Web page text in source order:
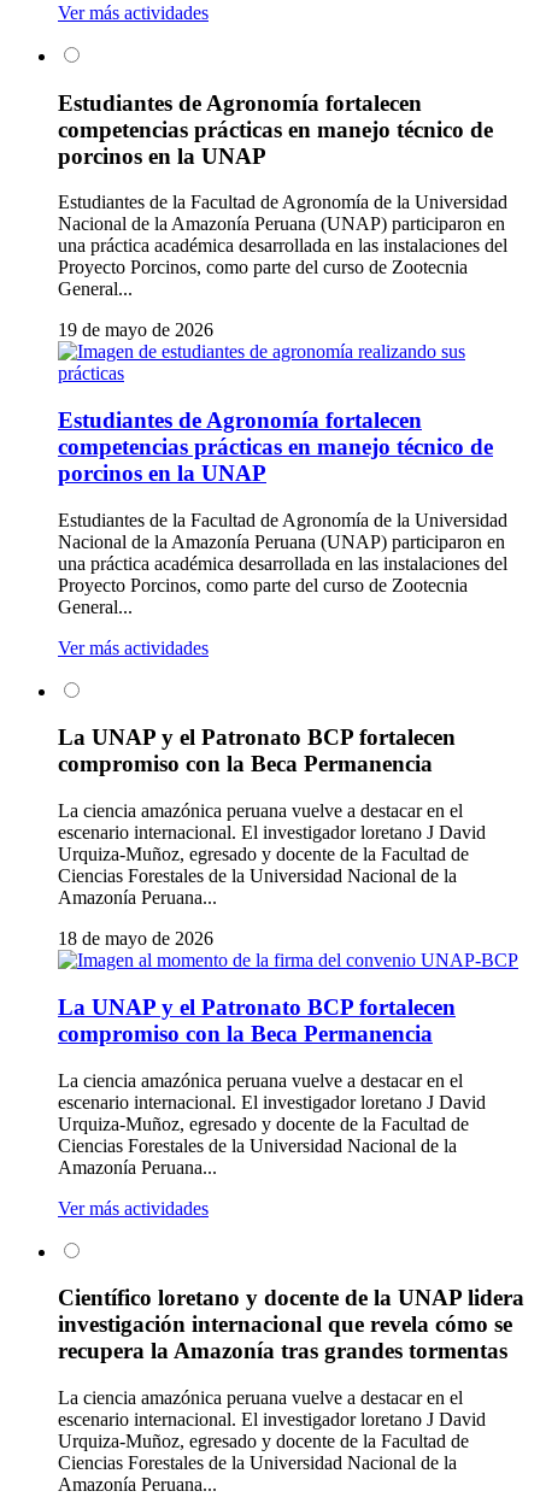
Ver más actividades
Estudiantes de Agronomía fortalecen
competencias prácticas en manejo técnico de
porcinos en la UNAP
Estudiantes de la Facultad de Agronomía de la Universidad
Nacional de la Amazonía Peruana (UNAP) participaron en
una práctica académica desarrollada en las instalaciones del
Proyecto Porcinos, como parte del curso de Zootecnia
General...
19 de mayo de 2026
Estudiantes de Agronomía fortalecen
competencias prácticas en manejo técnico de
porcinos en la UNAP
Estudiantes de la Facultad de Agronomía de la Universidad
Nacional de la Amazonía Peruana (UNAP) participaron en
una práctica académica desarrollada en las instalaciones del
Proyecto Porcinos, como parte del curso de Zootecnia
General...
Ver más actividades
La UNAP y el Patronato BCP fortalecen
compromiso con la Beca Permanencia
La ciencia amazónica peruana vuelve a destacar en el
escenario internacional. El investigador loretano J David
Urquiza-Muñoz, egresado y docente de la Facultad de
Ciencias Forestales de la Universidad Nacional de la
Amazonía Peruana...
18 de mayo de 2026
La UNAP y el Patronato BCP fortalecen
compromiso con la Beca Permanencia
La ciencia amazónica peruana vuelve a destacar en el
escenario internacional. El investigador loretano J David
Urquiza-Muñoz, egresado y docente de la Facultad de
Ciencias Forestales de la Universidad Nacional de la
Amazonía Peruana...
Ver más actividades
Científico loretano y docente de la UNAP lidera
investigación internacional que revela cómo se
recupera la Amazonía tras grandes tormentas
La ciencia amazónica peruana vuelve a destacar en el
escenario internacional. El investigador loretano J David
Urquiza-Muñoz, egresado y docente de la Facultad de
Ciencias Forestales de la Universidad Nacional de la
Amazonía Peruana...